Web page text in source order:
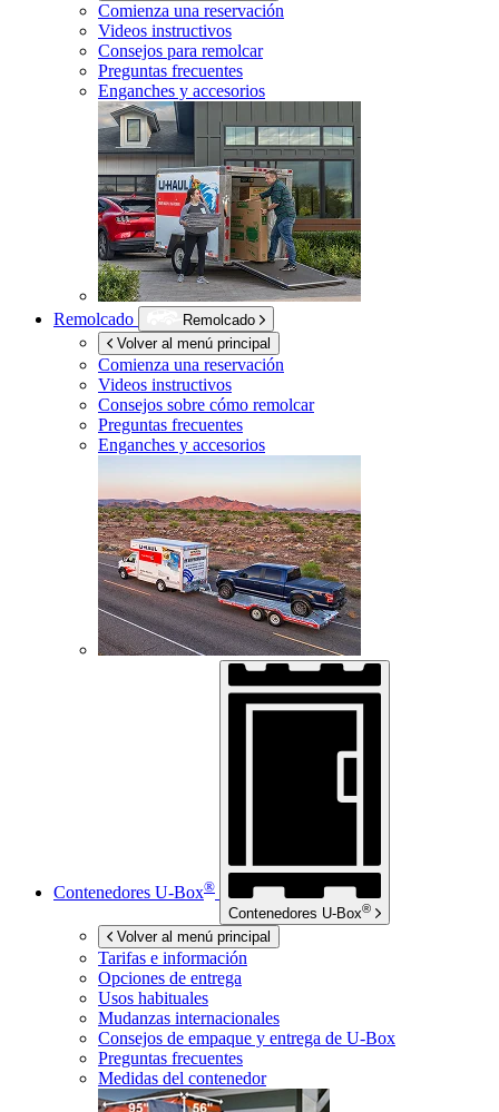
Comienza una reservación
Videos instructivos
Consejos para remolcar
Preguntas frecuentes
Enganches y accesorios
Remolcado
Remolcado
Volver al menú principal
Comienza una reservación
Videos instructivos
Consejos sobre cómo remolcar
Preguntas frecuentes
Enganches y accesorios
Contenedores U-Box®
Contenedores U-Box®
Volver al menú principal
Tarifas e información
Opciones de entrega
Usos habituales
Mudanzas internacionales
Consejos de empaque y entrega de U-Box
Preguntas frecuentes
Medidas del contenedor